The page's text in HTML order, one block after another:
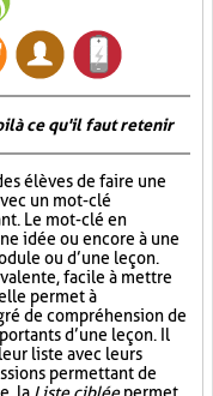
ce qu'il faut retenir
élèves de faire une
un mot-clé
Le mot-clé en
idée ou encore à une
ou d’une leçon.
facile à mettre
permet à
de compréhension de
d’une leçon. Il
liste avec leurs
permettant de